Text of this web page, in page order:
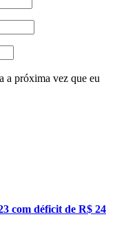
a próxima vez que eu
com déficit de R$ 24